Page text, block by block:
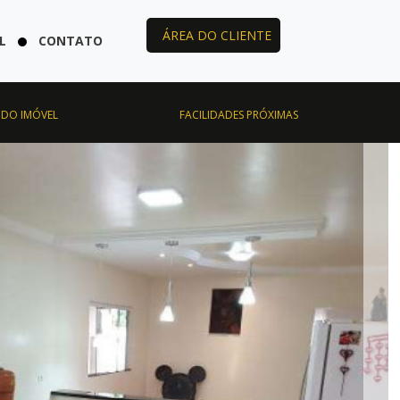
CONTATO ÁREA DO CLIENTE
DO IMÓVEL FACILIDADES PRÓXIMAS